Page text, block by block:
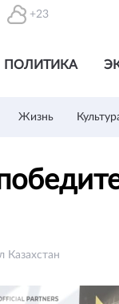
+23
ПОЛИТИКА
Жизнь
Казахстан